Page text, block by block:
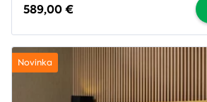
589,00 €
Novinka